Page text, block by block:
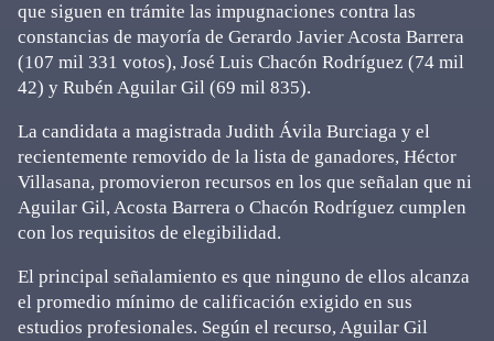
que siguen en trámite las impugnaciones contra las
constancias de mayoría de Gerardo Javier Acosta Barrera
(107 mil 331 votos), José Luis Chacón Rodríguez (74 mil
42) y Rubén Aguilar Gil (69 mil 835).
La candidata a magistrada Judith Ávila Burciaga y el
recientemente removido de la lista de ganadores, Héctor
Villasana, promovieron recursos en los que señalan que ni
Aguilar Gil, Acosta Barrera o Chacón Rodríguez cumplen
con los requisitos de elegibilidad.
El principal señalamiento es que ninguno de ellos alcanza
el promedio mínimo de calificación exigido en sus
estudios profesionales. Según el recurso, Aguilar Gil